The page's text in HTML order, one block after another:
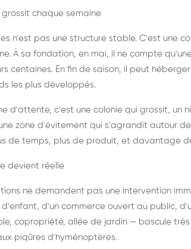
grossit chaque semaine
n'est pas une structure stable. C'est une
À sa fondation, en mai, il ne compte
centaines. En fin de saison, il peut héberger
les plus développés.
d'attente, c'est une colonie qui grossit, un
zone d'évitement qui s'agrandit autour
de temps, plus de produit, et davantage
devient réelle
ne demandent pas une intervention
d'un commerce ouvert au public,
copropriété, allée de jardin — bascule
piqûres d'hyménoptères.